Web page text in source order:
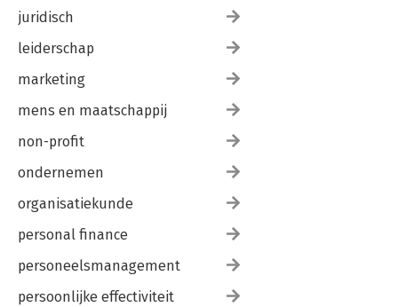
juridisch
leiderschap
marketing
mens en maatschappij
non-profit
ondernemen
organisatiekunde
personal finance
personeelsmanagement
persoonlijke effectiviteit